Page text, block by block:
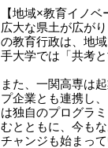
【地域×教育イノ
広大な県土が広が
の教育行政は、地
手大学では「共考
また、一関高専は
プ企業とも連携し
は独自のプログラ
むとともに、今も
チャンジも始まって